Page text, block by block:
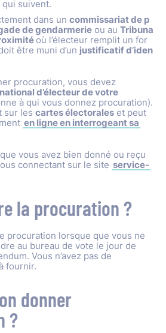
suivent.
dans un commissariat de p
de gendarmerie ou au Tribuna
où l’électeur remplit un for
être muni d’un justificatif d’iden
procuration, vous devez
d’électeur de votre
à qui vous donnez procuration).
sur les cartes électorales et peut
en ligne en interrogeant sa
vous avez bien donné ou reçu
connectant sur le site service-
la procuration ?
procuration lorsque que vous ne
au bureau de vote le jour de
Vous n’avez pas de
fournir.
donner
?